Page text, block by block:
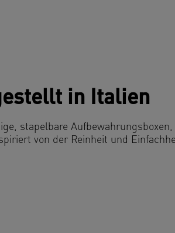
in Italien
stapelbare
von der Reinheit und